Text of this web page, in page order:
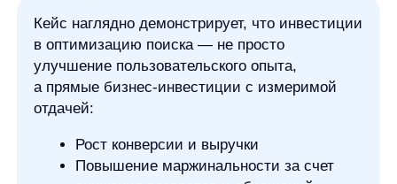
неудобство для пользователей, а прямые
финансовые потери для вашего бизнеса.
Каждый запрос без результатов — это
потенциальный клиент, который уходит
Современные AI-решения, такие как AnyQuery,